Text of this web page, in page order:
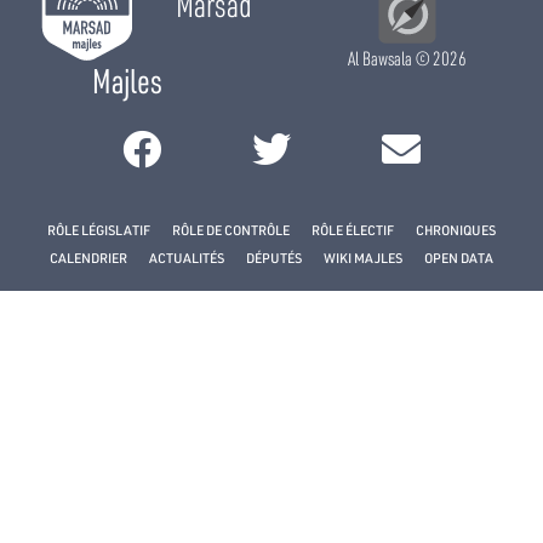
Majles
Al Bawsala© 2026
RÔLE LÉGISLATIF RÔLE DE CONTRÔLE RÔLE ÉLECTIF
CHRONIQUES
CALENDRIER
ACTUALITÉS DÉPUTÉS WIKI MAJLES OPEN DATA